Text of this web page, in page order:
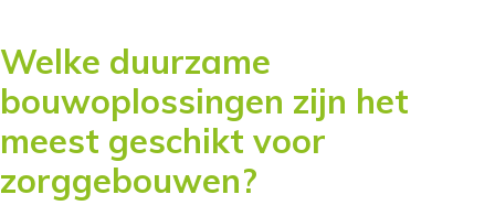
Welke duurzame
bouwoplossingen zijn het
meest geschikt voor
zorggebouwen?